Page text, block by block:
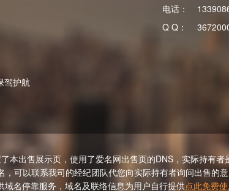
驾护航
电话：
Q Q：
本出售展示页，使用了爱名网出售页的DNS，实际持有者
，可以联系我司的经纪团队代您向实际持有者询问出售的意
域名停靠服务，域名及联络信息为用户自行提供点此免费